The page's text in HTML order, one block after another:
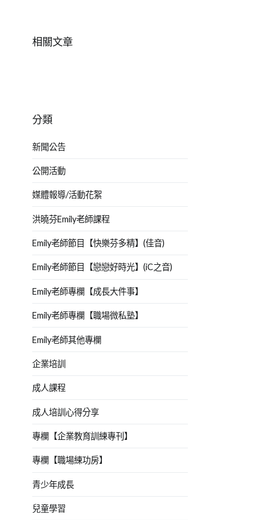
相關文章
分類
新聞公告
公開活動
媒體報導/活動花絮
洪曉芬Emily老師課程
Emily老師節目【快樂芬多精】(佳音)
Emily老師節目【戀戀好時光】(iC之音)
Emily老師專欄【成長大件事】
Emily老師專欄【職場微私塾】
Emily老師其他專欄
企業培訓
成人課程
成人培訓心得分享
專欄【企業教育訓練專刊】
專欄【職場練功房】
青少年成長
兒童學習